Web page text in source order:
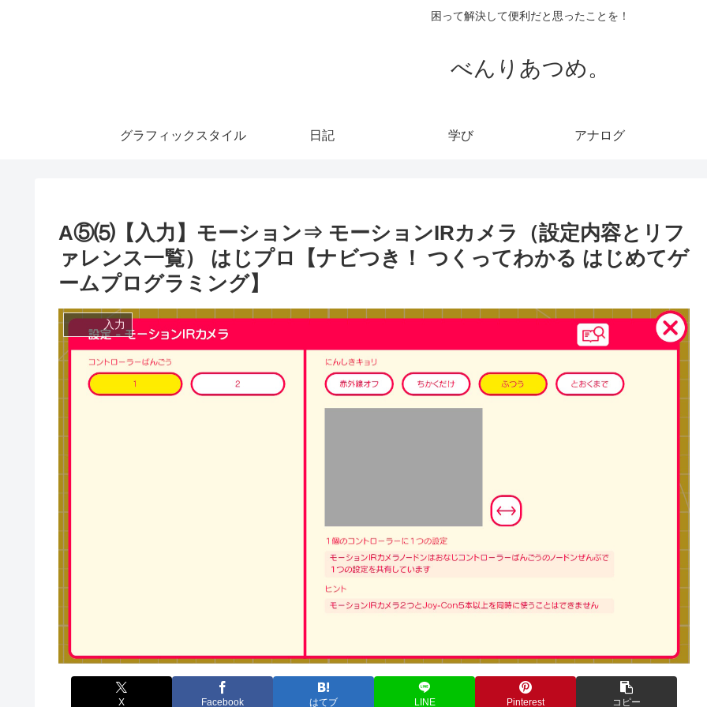
困って解決して便利だと思ったことを！
べんりあつめ。
グラフィックスタイル 日記 学び アナログ
A⑤⑸【入力】モーション⇒ モーションIRカメラ（設定内容とリフ
ァレンス一覧） はじプロ【ナビつき！ つくってわかる はじめてゲ
ームプログラミング】
入力
X Facebook はてブ LINE Pinterest コピー